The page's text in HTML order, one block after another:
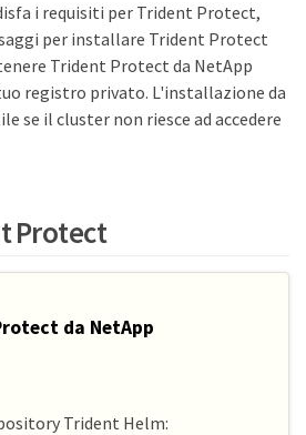
i requisiti per Trident Protect,
per installare Trident Protect
Trident Protect da NetApp
registro privato. L'installazione da
se il cluster non riesce ad accedere
Protect
da NetApp
Trident Helm: